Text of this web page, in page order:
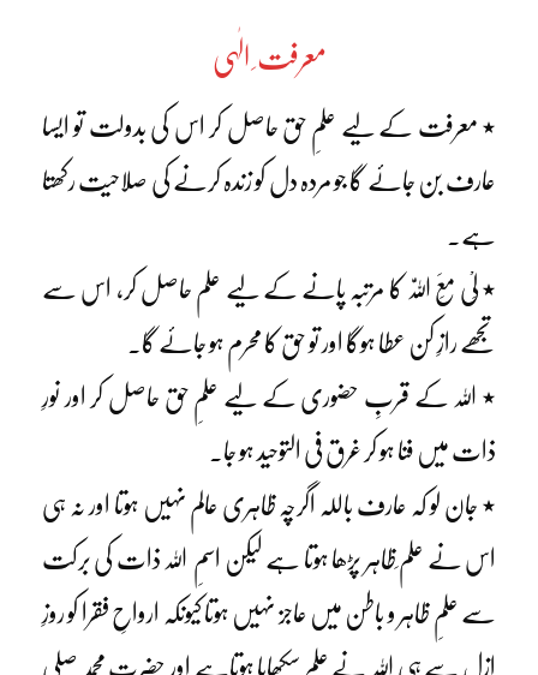
معرفت ِ الٰہی
٭ معرفت کے لیے علمِ حق حاصل کر اس کی بدولت تو ایسا
عارف بن جائے گا جو مردہ دل کو زندہ کرنے کی صلاحیت رکھتا
ہے۔
٭ لِیْ مَعَ اللّٰہ کا مرتبہ پانے کے لیے علم حاصل کر، اس سے
تجھے رازِ کن عطا ہوگا اور تو حق کا محرم ہو جائے گا۔
٭ اللہ کے قربِ حضوری کے لیے علمِ حق حاصل کر اور نورِ
ذات میں فنا ہو کر غرق فی التوحید ہو جا۔
٭ جان لو کہ عارف باللہ اگرچہ ظاہری عالم نہیں ہوتا اور نہ ہی
اس نے علم ِظاہر پڑھا ہوتا ہے لیکن اسمِ اللہ ذات کی برکت
سے علمِ ظاہر و باطن میں عاجز نہیں ہوتا کیونکہ ارواحِ فقرا کو روزِ
ازل سے ہی اللہ نے علم سکھایا ہوتاہے اور حضرت محمد صلی